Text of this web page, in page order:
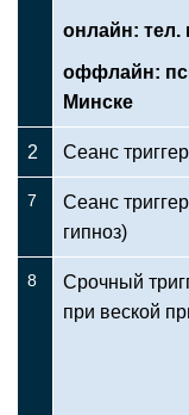
онлайн: тел.
оффлайн:
Минске
2 Сеанс
7
Сеанс
гипноз)
8
Срочный
при веской